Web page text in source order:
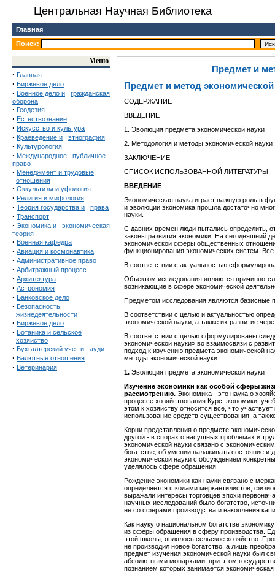
Центральная Научная Библиотека
Главная
Поиск:
Меню
· Главная
· Биржевое дело
· Военное дело и
гражданская
оборона
· Геодезия
· Естествознание
· Искусство и культура
· Краеведение и этнография
· Культурология
· Международное
публичное
право
· Менеджмент и трудовые
отношения
· Оккультизм и уфология
· Религия и мифология
· Теория государства и права
· Транспорт
· Экономика и
экономическая
теория
· Военная кафедра
· Авиация и космонавтика
· Административное право
· Арбитражный процесс
· Архитектура
· Астрономия
· Банковское дело
· Безопасность
жизнедеятельности
· Биржевое дело
· Ботаника и сельское
хозяйство
· Бухгалтерский учет и аудит
· Валютные отношения
· Ветеринария
Предмет и
Предмет и метод экономической
СОДЕРЖАНИЕ
ВВЕДЕНИЕ
1. Эволюция предмета экономической науки
2. Методология и методы экономической науки
ЗАКЛЮЧЕНИЕ
СПИСОК ИСПОЛЬЗОВАННОЙ ЛИТЕРАТУРЫ
ВВЕДЕНИЕ
Экономическая наука играет важную роль в
и эволюции экономика прошла достаточно
науки.
С давних времен люди пытались определить,
законы развития экономики. На сегодняшний
экономической сферы общественных
функционирования экономических систем.
В соответствии с актуальностью
Объектом исследования являются причинно-
возникающие в сфере экономической
Предметом исследования являются базисные
В соответствии с целью и актуальностью
экономической науки, а также их развитие
В соответствии с целью сформулированы
экономической науки» во взаимосвязи с
подход к изучению предмета экономической
методы экономической науки.
1. Эволюция предмета экономической науки
Изучение экономики как особой сферы
рассмотрению. Экономика - это наука о
процессе хозяйствования Курс экономики:
этом к хозяйству относится все, что
использование средств существования, а
Корни представления о предмете
другой - в спорах о насущных проблемах и
экономической науки связано с
богатстве, об умении налаживать состояние
экономической науки с обсуждением
уделялось сфере обращения.
Рождение экономики как науки связано с
определяется школами меркантилистов,
выражали интересы торговцев эпохи
научных исследований было богатство,
не со сферами производства и накопления
Как науку о национальном богатстве
из сферы обращения в сферу производства.
этой школы, являлось сельское хозяйство.
не производил новое богатство, а лишь
предмет изучения экономической науки был
абсолютными монархами; при этом
познанием которых занимается экономическая